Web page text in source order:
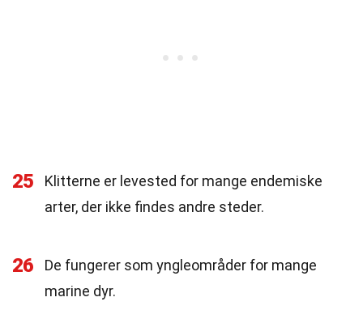
25
Klitterne er levested for mange endemiske
arter, der ikke findes andre steder.
26
De fungerer som yngleområder for mange
marine dyr.